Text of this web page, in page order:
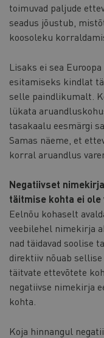
toimuvad paljude
seadus jõustub,
koosoleku
Lisaks ei sea
esitamiseks kindlat
selle paindlikumalt.
lükata
tasakaalu eesmärgi
Samas näeme, et
korral aruandlus
Negatiivset
täitmise kohta ei ole
Eelnõu kohaselt
veebilehel nimekirja
nad täidavad soolise
direktiiv nõuab
täitvate ettevõtete
negatiivse nimekirja
kohta.
Koja hinnangul